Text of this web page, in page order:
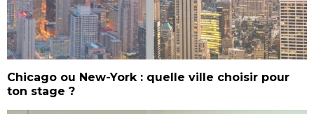
Chicago ou New-York : quelle ville choisir pour
ton stage ?